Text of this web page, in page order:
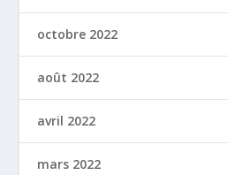
octobre 2022
août 2022
avril 2022
mars 2022